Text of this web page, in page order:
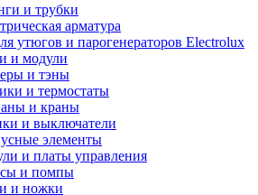
и трубки
арматура
утюгов и парогенераторов Electrolux
и модули
и тэны
и термостаты
и краны
и выключатели
элементы
и платы управления
и помпы
и ножки